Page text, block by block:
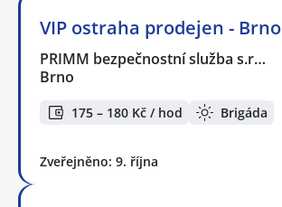
VIP ostraha prodejen - Brno
PRIMM bezpečnostní služba s.r…
Brno
175 – 180 Kč / hod Brigáda
Zveřejněno: 9. října